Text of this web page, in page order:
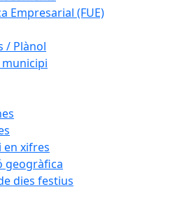
Empresarial (FUE)
/ Plànol
en xifres
geogràfica
dies festius